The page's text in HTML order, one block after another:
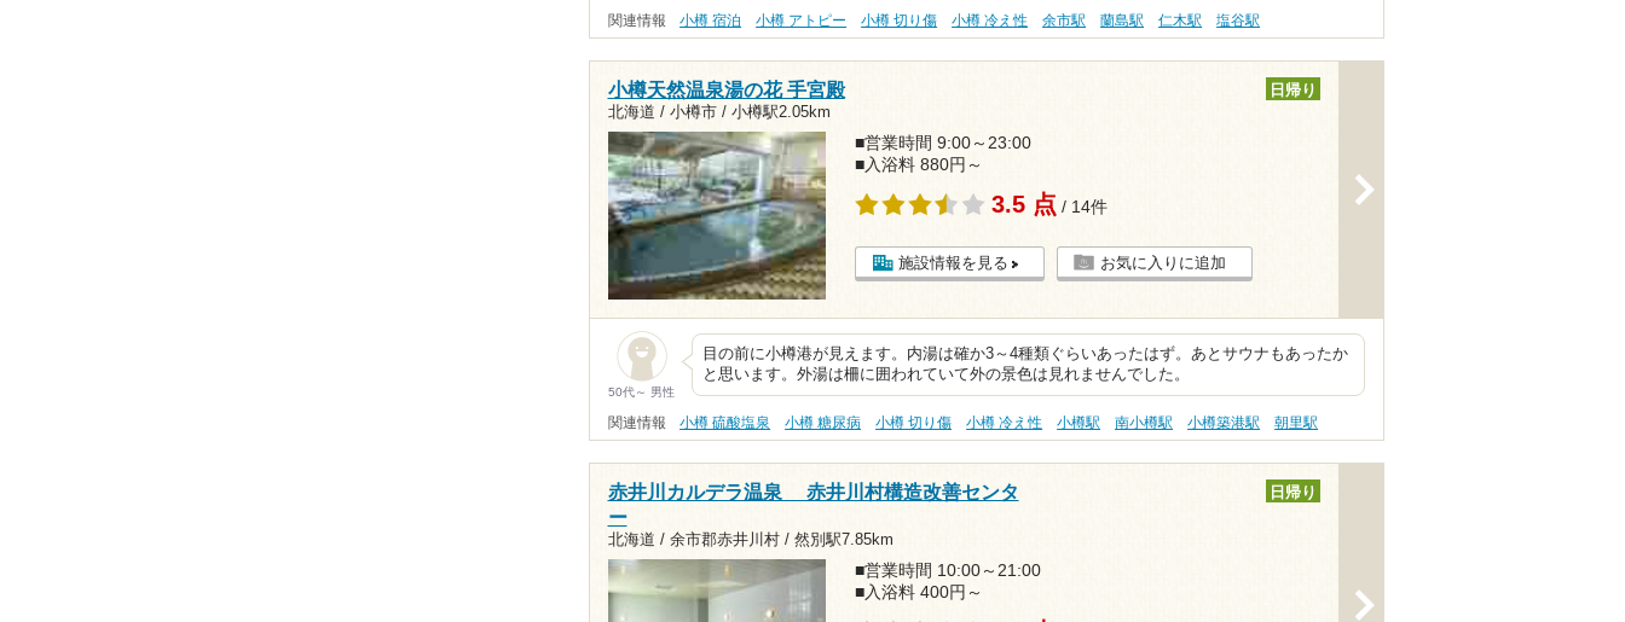
関連情報 小樽 宿泊 小樽 アトピー 小樽 切り傷 小樽 冷え性 余市駅 蘭島駅 仁木駅 塩谷駅
小樽天然温泉湯の花 手宮殿
北海道 / 小樽市 / 小樽駅2.05km
日帰り
■営業時間 9:00～23:00
■入浴料 880円～
3.5 点 / 14件
施設情報を見る お気に入りに追加
50代～ 男性
目の前に小樽港が見えます。内湯は確か3～4種類ぐらいあったはず。あとサウナもあったか
と思います。外湯は柵に囲われていて外の景色は見れませんでした。
関連情報 小樽 硫酸塩泉 小樽 糖尿病 小樽 切り傷 小樽 冷え性 小樽駅 南小樽駅 小樽築港駅 朝里駅
赤井川カルデラ温泉 赤井川村構造改善センタ
ー
北海道 / 余市郡赤井川村 / 然別駅7.85km
日帰り
■営業時間 10:00～21:00
■入浴料 400円～